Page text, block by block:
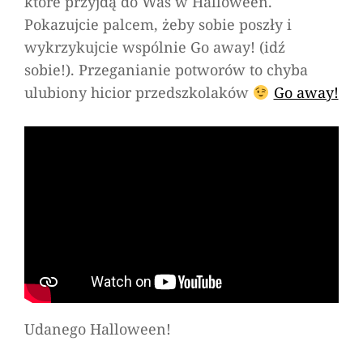
Pokazujcie palcem, żeby sobie poszły i
wykrzykujcie wspólnie Go away! (idź
sobie!). Przeganianie potworów to chyba
ulubiony hicior przedszkolaków
Go away!
Udanego Halloween!